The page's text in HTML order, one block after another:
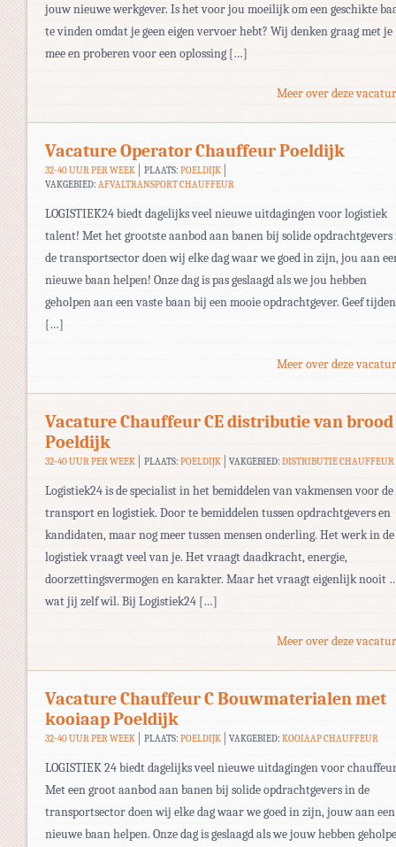
jouw nieuwe werkgever. Is het voor jou moeilijk om een geschikte
te vinden omdat je geen eigen vervoer hebt? Wij denken graag met je
mee en proberen voor een oplossing […]
Meer over deze
Vacature Operator Chauffeur Poeldijk
32-40 UUR PER WEEK PLAATS: POELDIJK
VAKGEBIED: AFVALTRANSPORT CHAUFFEUR
LOGISTIEK24 biedt dagelijks veel nieuwe uitdagingen voor logistiek
talent! Met het grootste aanbod aan banen bij solide opdrachtgevers
de transportsector doen wij elke dag waar we goed in zijn, jou aan
nieuwe baan helpen! Onze dag is pas geslaagd als we jou hebben
geholpen aan een vaste baan bij een mooie opdrachtgever. Geef
[…]
Meer over deze
Vacature Chauffeur CE distributie van brood
Poeldijk
32-40 UUR PER WEEK PLAATS: POELDIJK VAKGEBIED:DISTRIBUTIE CHAUFFEUR
Logistiek24 is de specialist in het bemiddelen van vakmensen voor de
transport en logistiek. Door te bemiddelen tussen opdrachtgevers en
kandidaten, maar nog meer tussen mensen onderling. Het werk in de
logistiek vraagt veel van je. Het vraagt daadkracht, energie,
doorzettingsvermogen en karakter. Maar het vraagt eigenlijk nooit
wat jij zelf wil. Bij Logistiek24 […]
Meer over deze
Vacature Chauffeur C Bouwmaterialen met
kooiaap Poeldijk
32-40 UUR PER WEEK PLAATS: POELDIJK VAKGEBIED:KOOIAAP CHAUFFEUR
LOGISTIEK 24 biedt dagelijks veel nieuwe uitdagingen voor
Met een groot aanbod aan banen bij solide opdrachtgevers in de
transportsector doen wij elke dag waar we goed in zijn, jouw aan een
nieuwe baan helpen. Onze dag is geslaagd als we jouw hebben